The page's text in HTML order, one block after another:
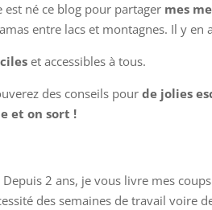
est né ce blog pour partager mes
entre lacs et montagnes. Il y en
et accessibles à tous.
des conseils pourde jolies
et on sort !
2 ans, je vous livre mes
des semaines de travail voire